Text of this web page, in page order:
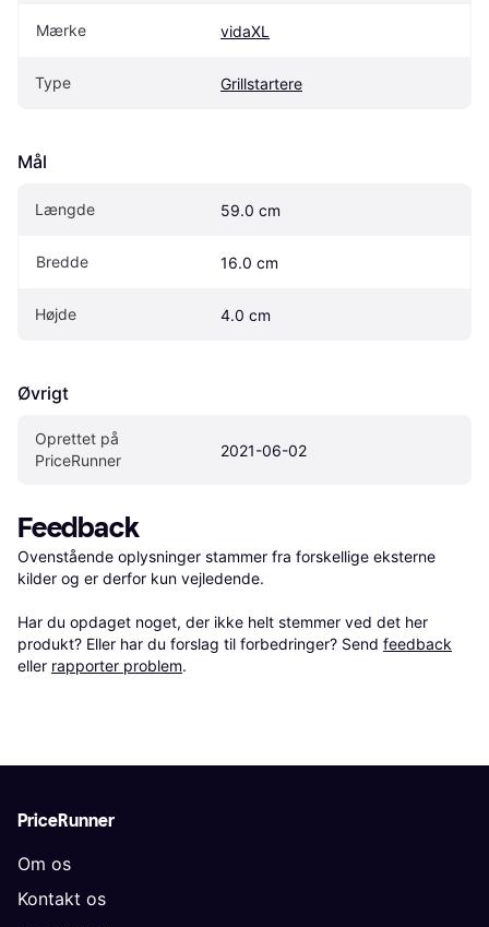
Mærke vidaXL
Type Grillstartere
Mål
Længde 59.0 cm
Bredde 16.0 cm
Højde 4.0 cm
Øvrigt
Oprettet på
PriceRunner
2021-06-02
Feedback
Ovenstående oplysninger stammer fra forskellige eksterne
kilder og er derfor kun vejledende.
Har du opdaget noget, der ikke helt stemmer ved det her
produkt? Eller har du forslag til forbedringer? Send feedback
eller rapporter problem.
PriceRunner
Om os
Kontakt os